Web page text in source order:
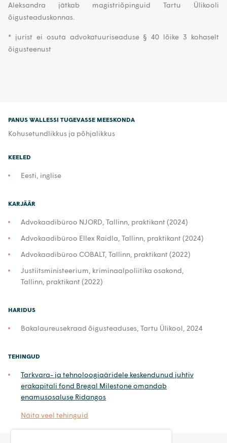
Aleksandra jätkab magistriõpinguid Tartu Ülikooli
õigusteaduskonnas.
* jurist ei osuta advokatuuriseaduse § 40 lõike 3 kohaselt
õigusteenust
PANUS WALLESSI TUGEVASSE MEESKONDA
Kohusetundlikkus ja põhjalikkus
KEELED
Eesti, inglise
KARJÄÄR
Advokaadibüroo NJORD, Tallinn, praktikant (2024)
Advokaadibüroo Ellex Raidla, Tallinn, praktikant (2024)
Advokaadibüroo COBALT, Tallinn, praktikant (2022)
Justiitsministeerium, kriminaalpoliitika osakond,
Tallinn, praktikant (2022)
HARIDUS
Bakalaureusekraad õigusteaduses, Tartu Ülikool, 2024
TEHINGUD
Tarkvara- ja tehnoloogiaäridele keskendunud juhtiv
erakapitali fond Bregal Milestone omandab
enamusosaluse Ridangos
Näita veel tehinguid